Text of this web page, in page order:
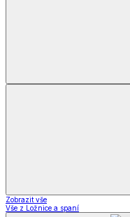
Zobrazit vše
Vše z Ložnice a spaní